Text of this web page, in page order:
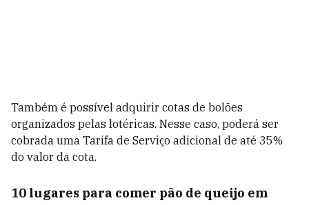
Também é possível adquirir cotas de bolões
organizados pelas lotéricas. Nesse caso, poderá ser
cobrada uma Tarifa de Serviço adicional de até 35%
do valor da cota.
10 lugares para comer pão de queijo em